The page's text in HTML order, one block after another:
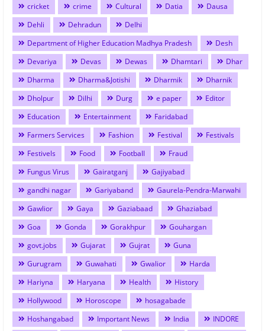
cricket
crime Cultural Datia
Dausa
Dehli
Dehradun
Delhi
Department of Higher Education Madhya Pradesh
Desh
Devariya
Devas Dewas Dhamtari
Dhar
Dharma
Dharma&Jotishi Dharmik
Dharnik
Dholpur
Dilhi Durg e paper
Editor
Education
Entertainment
Faridabad
Farmers Services
Fashion Festival
Festivals
Festivels
Food Football
Fraud
Fungus Virus
Gairatganj
Gajiyabad
gandhi nagar
Gariyaband
Gaurela-Pendra-Marwahi
Gawlior
Gaya Gaziabaad
Ghaziabad
Goa
Gonda Gorakhpur
Gouhargan
govt.jobs
Gujarat Gujrat
Guna
Gurugram
Guwahati Gwalior
Harda
Hariyna
Haryana Health
History
Hollywood
Horoscope
hosagabade
Hoshangabad
Important News India
INDORE